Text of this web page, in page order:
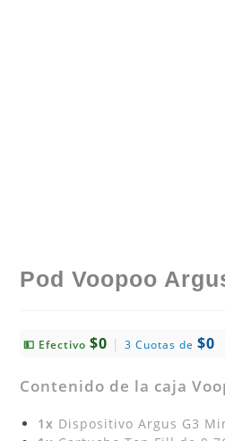
Pod Voopoo
💵 Efectivo$0 | 3 Cuotas de$0
Contenido de la caja
1x Dispositivo Argus G3